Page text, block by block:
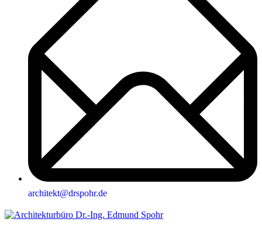
architekt@drspohr.de